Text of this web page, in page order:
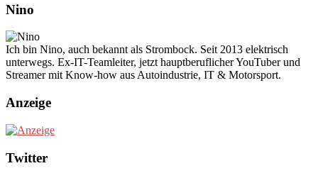
Nino
Ich bin Nino, auch bekannt als Strombock. Seit 2013 elektrisch
unterwegs. Ex-IT-Teamleiter, jetzt hauptberuflicher YouTuber und
Streamer mit Know-how aus Autoindustrie, IT & Motorsport.
Anzeige
Twitter